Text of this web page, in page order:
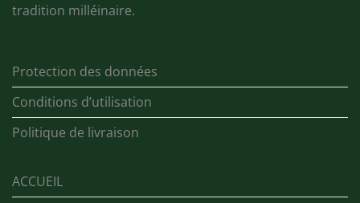
tradition milléinaire.
Protection des données
Conditions d’utilisation
Politique de livraison
ACCUEIL